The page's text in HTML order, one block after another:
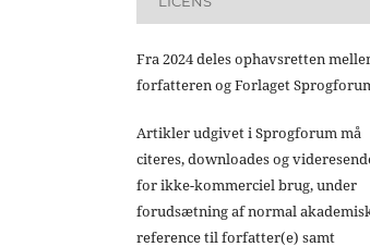
Fra 2024 deles ophavsretten
forfatteren og Forlaget
Artikler udgivet i Sprogforum må
citeres, downloades og
for ikke-kommerciel brug, under
forudsætning af normal
reference til forfatter(e) samt